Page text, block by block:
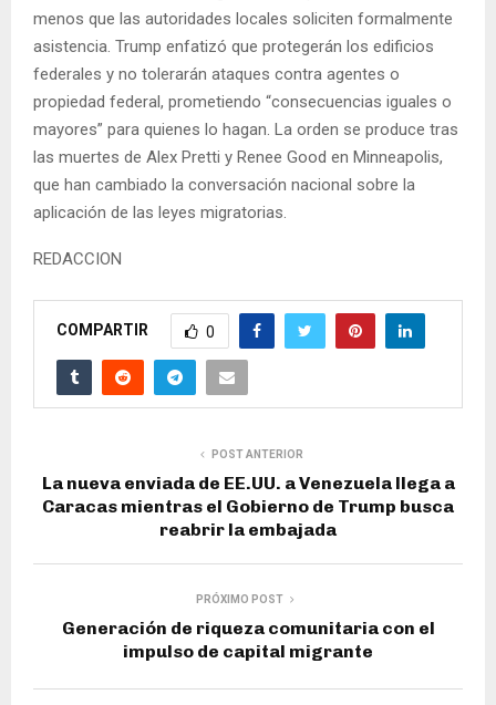
menos que las autoridades locales soliciten formalmente
asistencia. Trump enfatizó que protegerán los edificios
federales y no tolerarán ataques contra agentes o
propiedad federal, prometiendo “consecuencias iguales o
mayores” para quienes lo hagan. La orden se produce tras
las muertes de Alex Pretti y Renee Good en Minneapolis,
que han cambiado la conversación nacional sobre la
aplicación de las leyes migratorias.
REDACCION
COMPARTIR 0
POST ANTERIOR
La nueva enviada de EE.UU. a Venezuela llega a
Caracas mientras el Gobierno de Trump busca
reabrir la embajada
PRÓXIMO POST
Generación de riqueza comunitaria con el
impulso de capital migrante